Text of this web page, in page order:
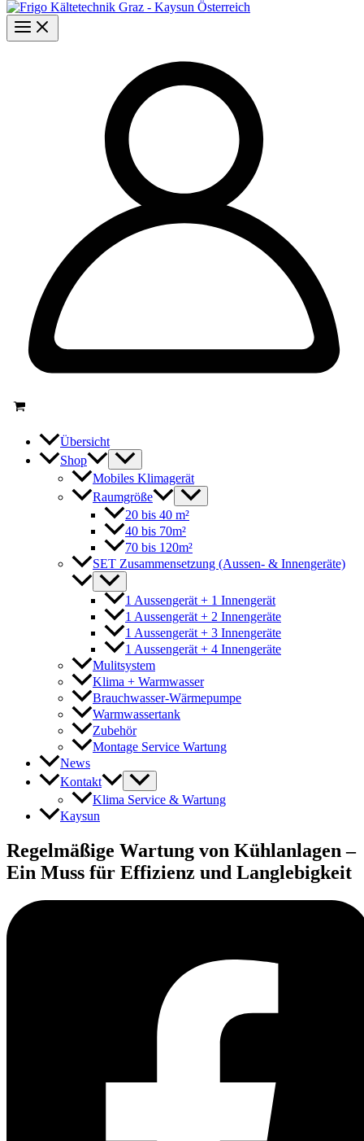
Übersicht
Shop
Mobiles Klimagerät
Raumgröße
20 bis 40 m²
40 bis 70m²
70 bis 120m²
SET Zusammensetzung (Aussen- & Innengeräte)
1 Aussengerät + 1 Innengerät
1 Aussengerät + 2 Innengeräte
1 Aussengerät + 3 Innengeräte
1 Aussengerät + 4 Innengeräte
Mulitsystem
Klima + Warmwasser
Brauchwasser-Wärmepumpe
Warmwassertank
Zubehör
Montage Service Wartung
News
Kontakt
Klima Service & Wartung
Kaysun
Regelmäßige Wartung von Kühlanlagen –
Ein Muss für Effizienz und Langlebigkeit